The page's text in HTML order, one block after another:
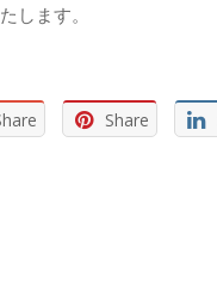
します。
Share